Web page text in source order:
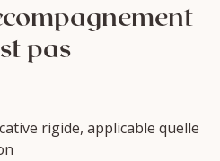
pas
rigide, applicable quelle